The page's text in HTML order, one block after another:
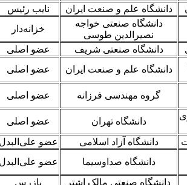
دانشگاه علم و صنعت ایران
نایب رئیس
دانشگاه صنعتی خواجه
نصیرالدین طوسی
خزانه‌دار
دانشگاه صنعتی شریف
عضو اصلی
دانشگاه علم و صنعت ایران
عضو اصلی
گروه مهندسی فرزانه
عضو اصلی
دانشگاه تهران
عضو اصلی
دانشگاه آزاد اسلامی
عضو علی‌البدل
دانشگاه صداوسیما
عضو علی‌البدل
دانشگاه صنعتی مالک اشتر
بازرس